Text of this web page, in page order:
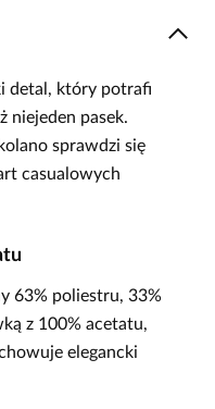
detal, który potrafi
niejeden pasek.
sprawdzi się
casualowych
63% poliestru, 33%
z 100% acetatu,
elegancki